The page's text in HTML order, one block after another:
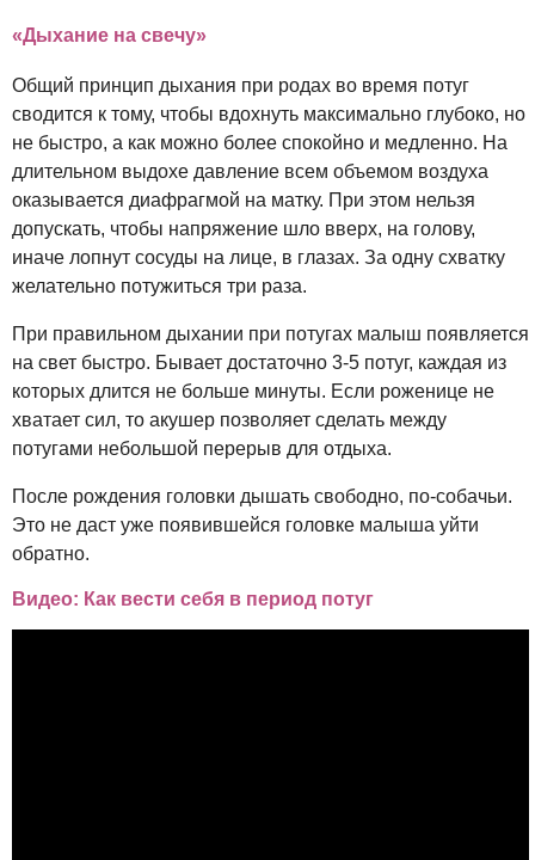
«Дыхание на свечу»
Общий принцип дыхания при родах во время потуг
сводится к тому, чтобы вдохнуть максимально глубоко, но
не быстро, а как можно более спокойно и медленно. На
длительном выдохе давление всем объемом воздуха
оказывается диафрагмой на матку. При этом нельзя
допускать, чтобы напряжение шло вверх, на голову,
иначе лопнут сосуды на лице, в глазах. За одну схватку
желательно потужиться три раза.
При правильном дыхании при потугах малыш появляется
на свет быстро. Бывает достаточно 3-5 потуг, каждая из
которых длится не больше минуты. Если роженице не
хватает сил, то акушер позволяет сделать между
потугами небольшой перерыв для отдыха.
После рождения головки дышать свободно, по-собачьи.
Это не даст уже появившейся головке малыша уйти
обратно.
Видео: Как вести себя в период потуг